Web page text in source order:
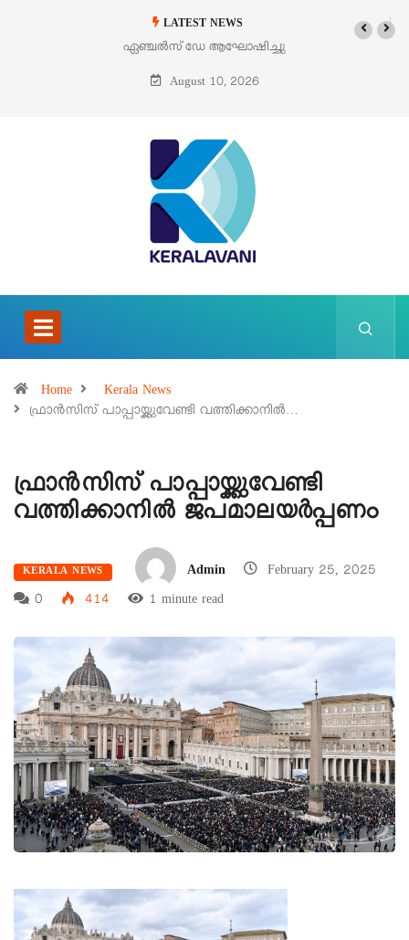
LATEST NEWS
ഏഞ്ചൽസ് ഡേ ആഘോഷിച്ചു ഓഗസ്റ്റ് 9 – വിശുദ്ധ തെരേസ
ബെനഡിക്ട ഓഫ് ദ ക്രോസ്
August 10, 2026
Home
Kerala News
ഫ്രാന്‍സിസ് പാപ്പായ്ക്കുവേണ്ടി വത്തിക്കാനില്‍…
ഫ്രാന്‍സിസ് പാപ്പായ്ക്കുവേണ്ടി
വത്തിക്കാനില്‍ ജപമാലയര്‍പ്പണം
KERALA NEWS Admin
February 25, 2025
0
414 1 minute read